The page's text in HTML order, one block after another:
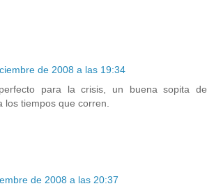
de 2008 a las 19:34
para la crisis, un buena sopita de
los tiempos que corren.
de 2008 a las 20:37